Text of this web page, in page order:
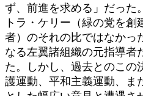
ず、前進を求める」だった
トラ・ケリー（緑の党を創
者）のそれの比ではなかっ
なる左翼諸組織の元指導者
た。しかし、過去とのこの
護運動、平和主義運動、ま